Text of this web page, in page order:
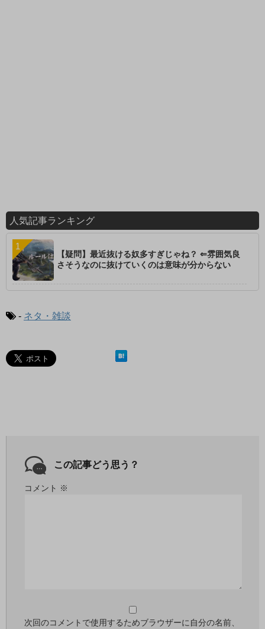
人気記事ランキング
【疑問】最近抜ける奴多すぎじゃね？ ⇐雰囲気良
さそうなのに抜けていくのは意味が分からない
- ネタ・雑談
この記事どう思う？
コメント ※
次回のコメントで使用するためブラウザーに自分の名前、